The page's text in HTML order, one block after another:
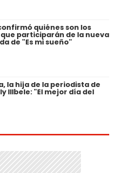
quiénes son los
participarán de la nueva
de "Es mi sueño"
la hija de la periodista de
Illbele: "El mejor día del